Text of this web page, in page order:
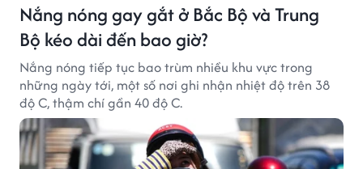
Nắng nóng gay gắt ở Bắc Bộ và Trung
Bộ kéo dài đến bao giờ?
Nắng nóng tiếp tục bao trùm nhiều khu vực trong
những ngày tới, một số nơi ghi nhận nhiệt độ trên 38
độ C, thậm chí gần 40 độ C.